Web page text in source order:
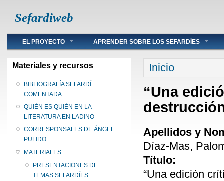
Sefardiweb
Main menu
EL PROYECTO APRENDER SOBRE LOS SEFARDÍES
Materiales y recursos
BIBLIOGRAFÍA SEFARDÍ
COMENTADA
QUIÉN ES QUIÉN EN LA
LITERATURA EN LADINO
CORRESPONSALES DE ÁNGEL
PULIDO
MATERIALES
PRESENTACIONES DE
TEMAS SEFARDÍES
Se encuentra
Inicio
“Una
Apellidos y
Díaz-Mas,
Título:
“Una edición